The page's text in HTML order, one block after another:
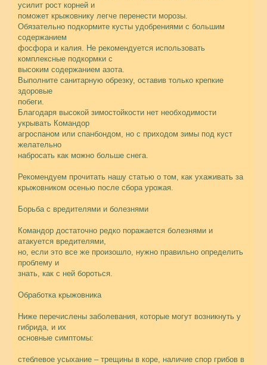
усилит рост корней и
поможет крыжовнику легче перенести морозы.
Обязательно подкормите кусты удобрениями с большим
содержанием
фосфора и калия. Не рекомендуется использовать
комплексные подкормки с
высоким содержанием азота.
Выполните санитарную обрезку, оставив только крепкие
здоровые
побеги.
Благодаря высокой зимостойкости нет необходимости
укрывать Командор
агроспаном или спанбондом, но с приходом зимы под куст
желательно
набросать как можно больше снега.
Рекомендуем прочитать нашу статью о том, как ухаживать за
крыжовником осенью после сбора урожая.
Борьба с вредителями и болезнями
Командор достаточно редко поражается болезнями и
атакуется вредителями,
но, если это все же произошло, нужно правильно определить
проблему и
знать, как с ней бороться.
Обработка крыжовника
Ниже перечислены заболевания, которые могут возникнуть у
гибрида, и их
основные симптомы:
стеблевое усыхание – трещины в коре, наличие спор грибов в